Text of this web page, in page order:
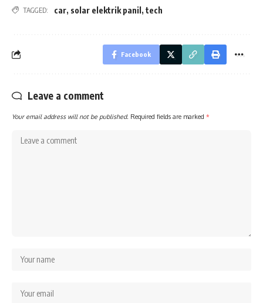
TAGGED: car, solar elektrik panil , tech
Facebook
Leave a comment
Your email address will not be published. Required fields are marked *